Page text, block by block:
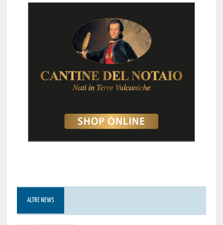
ALTRE NEWS